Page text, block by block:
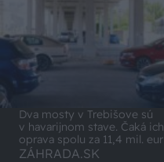
Dva mosty v Trebišove sú
v havarijnom stave. Čaká ich
oprava spolu za 11,4 mil. eur
ZÁHRADA.SK